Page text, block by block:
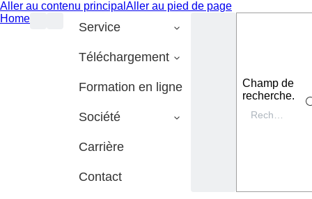
Aller au contenu principal Aller au pied de page
Home
Service
Téléchargement
Formation en ligne
Société
Carrière
Contact
Champ de
recherche.